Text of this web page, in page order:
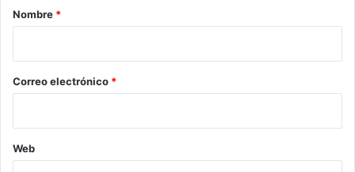
o
a
u
i
l
r
*
Nombre *
Correo electrónico *
Web